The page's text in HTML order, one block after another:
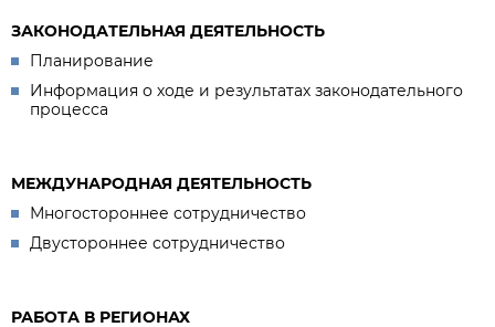
ЗАКОНОДАТЕЛЬНАЯ ДЕЯТЕЛЬНОСТЬ
Планирование
Информация о ходе и результатах законодательного
процесса
МЕЖДУНАРОДНАЯ ДЕЯТЕЛЬНОСТЬ
Многостороннее сотрудничество
Двустороннее сотрудничество
РАБОТА В РЕГИОНАХ